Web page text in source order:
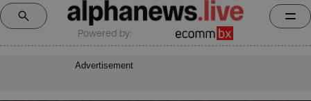
Powered by:
Advertisement